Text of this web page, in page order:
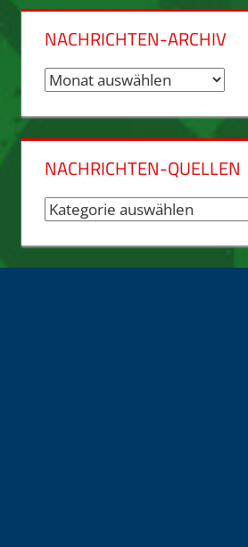
NACHRICHTEN-ARCHIV
Nachrichten-
NACHRICHTEN-QUELLEN
Nachrichten-